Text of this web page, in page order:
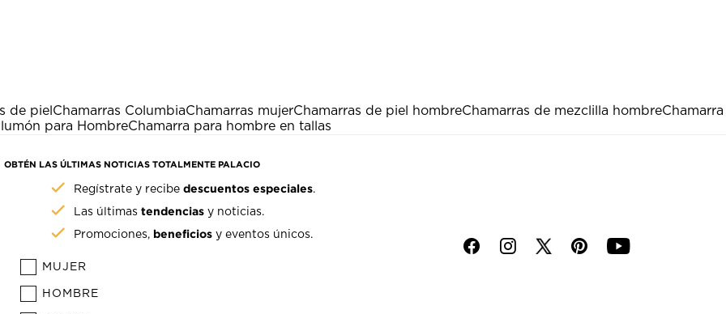
de piel Chamarras ColumbiaChamarras mujerChamarras de piel hombreChamarras de mezclilla hombreChamarra
para HombreChamarra para hombre en tallas
OBTÉN LAS ÚLTIMAS NOTICIAS TOTALMENTE PALACIO
Regístrate y recibedescuentos especiales.
Las últimastendencias y noticias.
Promociones, beneficios y eventos únicos.
MUJER
HOMBRE
f i p y